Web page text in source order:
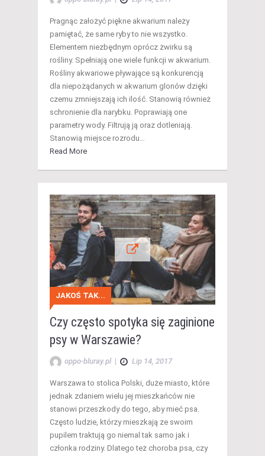
Pragnąc założyć piękne akwarium należy
pamiętać, że same ryby to nie wszystko.
Elementem niezbędnym oprócz żwirku są
rośliny. Spełniają one wiele funkcji w akwarium.
Rośliny akwariowe pływające są konkurencją
dla niepożądanych w akwarium glonów dzięki
czemu zmniejszają ich ilość. Stanowią również
schronienie dla narybku. Poprawiają one
parametry wody. Filtrują ją oraz dotleniają.
Stanowią miejsce rozrodu…
Read More
JAKOŚ TAK...
Czy często spotyka się zaginione
psy w Warszawie?
oppo-bluray.pl | Lip 14, 2017
Warszawa to stolica Polski, duże miasto, które
jednak zdaniem wielu jej mieszkańców nie
stanowi przeszkody do tego, aby mieć psa.
Często ludzie, którzy mieszkają ze swoim
pupilem traktują go niemal tak samo jak i
członka rodziny. Dlatego też choroba psa, czy